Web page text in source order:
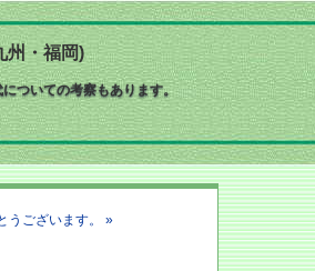
州・福岡)
ついての考察もあります。
うございます。 »